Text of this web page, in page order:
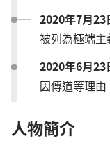
2020年7月23
被列為極端主
2020年6月23
因傳道等理由
人物簡介